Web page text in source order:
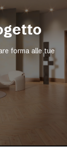
forma alle tue